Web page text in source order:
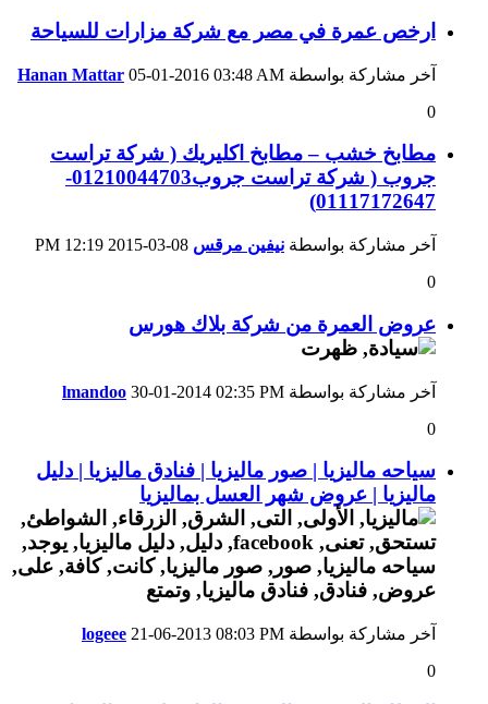
ارخص عمرة في مصر مع شركة مزارات للسياحة
آخر مشاركة بواسطة Hanan Mattar 05-01-2016 03:48 AM
0
مطابخ خشب – مطابخ اكليريك ( شركة تراست
جروب ( شركة تراست جروب01210044703-
01117172647)
آخر مشاركة بواسطة نيفين مرقس
12:19 PM
0
عروض العمرة من شركة بلاك هورس
آخر مشاركة بواسطة lmandoo 30-01-2014 02:35 PM
0
سياحه ماليزيا | صور ماليزيا | فنادق ماليزيا | دليل
ماليزيا | عروض شهر العسل بماليزيا
آخر مشاركة بواسطة logeee 21-06-2013 08:03 PM
0